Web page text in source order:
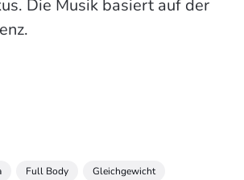
Die Musik basiert auf der
Full Body
Gleichgewicht